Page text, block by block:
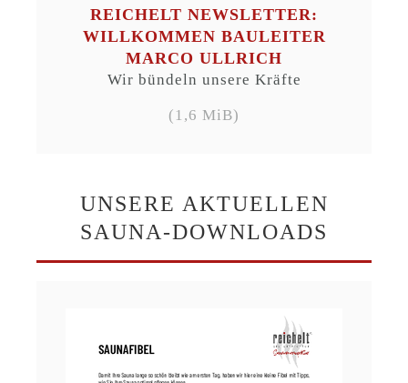
REICHELT NEWSLETTER:
WILLKOMMEN BAULEITER
MARCO ULLRICH
Wir bündeln unsere Kräfte
(1,6 MiB)
UNSERE AKTUELLEN
SAUNA-DOWNLOADS